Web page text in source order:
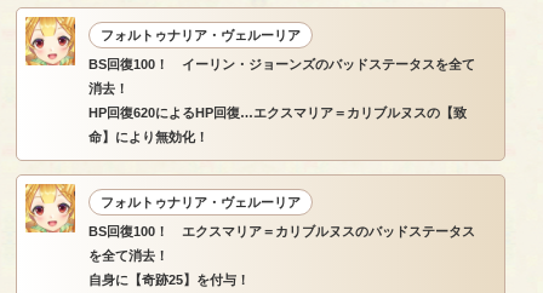
フォルトゥナリア・ヴェルーリア
BS回復100！ イーリン・ジョーンズのバッドステータスを全て
消去！
HP回復620によるHP回復…エクスマリア＝カリブルヌスの【致
命】により無効化！
フォルトゥナリア・ヴェルーリア
BS回復100！ エクスマリア＝カリブルヌスのバッドステータス
を全て消去！
自身に【奇跡25】を付与！